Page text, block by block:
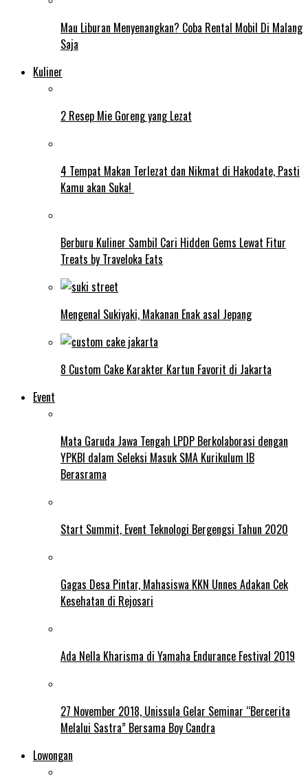
Mau Liburan Menyenangkan? Coba Rental Mobil Di Malang
Saja
Kuliner
2 Resep Mie Goreng yang Lezat
4 Tempat Makan Terlezat dan Nikmat di Hakodate, Pasti
Kamu akan Suka!
Berburu Kuliner Sambil Cari Hidden Gems Lewat Fitur
Treats by Traveloka Eats
Mengenal Sukiyaki, Makanan Enak asal Jepang
8 Custom Cake Karakter Kartun Favorit di Jakarta
Event
Mata Garuda Jawa Tengah LPDP Berkolaborasi dengan
YPKBI dalam Seleksi Masuk SMA Kurikulum IB
Berasrama
Start Summit, Event Teknologi Bergengsi Tahun 2020
Gagas Desa Pintar, Mahasiswa KKN Unnes Adakan Cek
Kesehatan di Rejosari
Ada Nella Kharisma di Yamaha Endurance Festival 2019
27 November 2018, Unissula Gelar Seminar “Bercerita
Melalui Sastra” Bersama Boy Candra
Lowongan